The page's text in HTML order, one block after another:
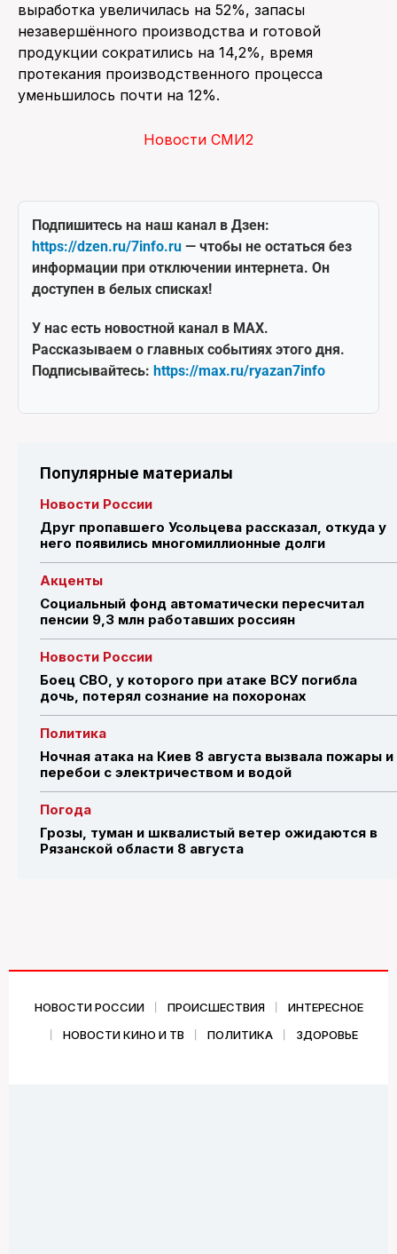
выработка увеличилась на 52%, запасы
незавершённого производства и готовой
продукции сократились на 14,2%, время
протекания производственного процесса
уменьшилось почти на 12%.
Новости СМИ2
Подпишитесь на наш канал в Дзен:
https://dzen.ru/7info.ru — чтобы не остаться без
информации при отключении интернета. Он
доступен в белых списках!
У нас есть новостной канал в MAX.
Рассказываем о главных событиях этого дня.
Подписывайтесь: https://max.ru/ryazan7info
Популярные материалы
Новости России
Друг пропавшего Усольцева рассказал, откуда у
него появились многомиллионные долги
Акценты
Социальный фонд автоматически пересчитал
пенсии 9,3 млн работавших россиян
Новости России
Боец СВО, у которого при атаке ВСУ погибла
дочь, потерял сознание на похоронах
Политика
Ночная атака на Киев 8 августа вызвала пожары и
перебои с электричеством и водой
Погода
Грозы, туман и шквалистый ветер ожидаются в
Рязанской области 8 августа
НОВОСТИ РОССИИ ПРОИСШЕСТВИЯ
ИНТЕРЕСНОЕ
НОВОСТИ КИНО И ТВ
ПОЛИТИКА ЗДОРОВЬЕ